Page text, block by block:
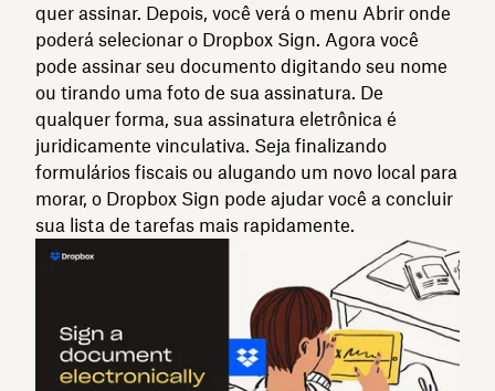
quer assinar. Depois, você verá o menu Abrir onde
poderá selecionar o Dropbox Sign. Agora você
pode assinar seu documento digitando seu nome
ou tirando uma foto de sua assinatura. De
qualquer forma, sua assinatura eletrônica é
juridicamente vinculativa. Seja finalizando
formulários fiscais ou alugando um novo local para
morar, o Dropbox Sign pode ajudar você a concluir
sua lista de tarefas mais rapidamente.